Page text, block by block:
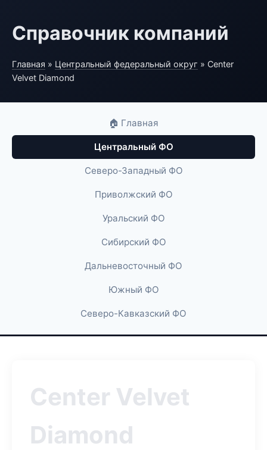
Справочник компаний
Главная » Центральный федеральный округ » Center
Velvet Diamond
🏠 Главная
Центральный ФО
Северо-Западный ФО
Приволжский ФО
Уральский ФО
Сибирский ФО
Дальневосточный ФО
Южный ФО
Северо-Кавказский ФО
Center Velvet
Diamond